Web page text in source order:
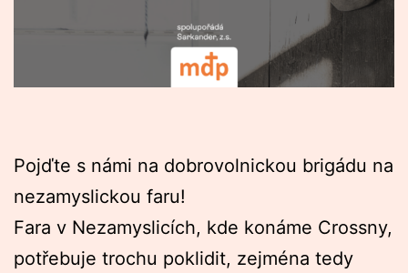
Pojďte s námi na dobrovolnickou brigádu na
nezamyslickou faru!
Fara v Nezamyslicích, kde konáme Crossny,
potřebuje trochu poklidit, zejména tedy